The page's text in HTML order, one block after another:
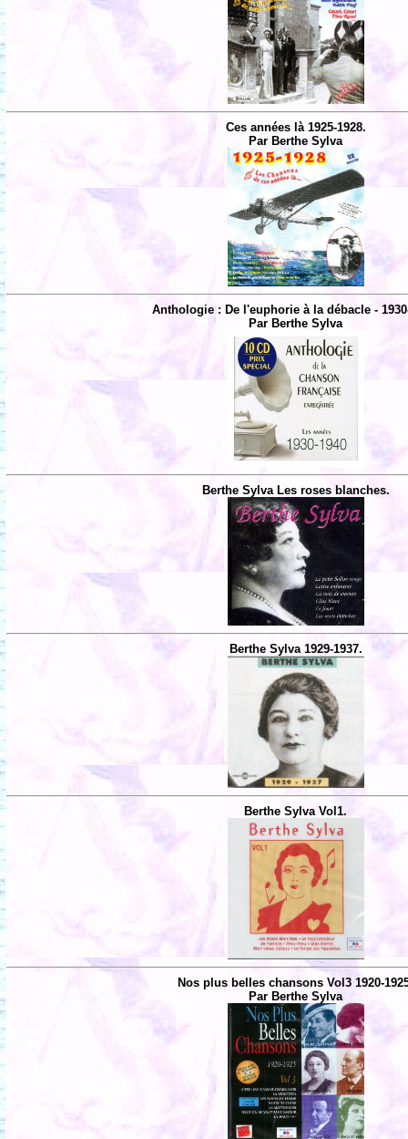
Ces années là 1925-1928.
Par Berthe Sylva
Anthologie : De l'euphorie à la débacle -
Par Berthe Sylva
Berthe Sylva Les roses blanches.
Berthe Sylva 1929-1937.
Berthe Sylva Vol1.
Nos plus belles chansons Vol3 1920-
Par Berthe Sylva